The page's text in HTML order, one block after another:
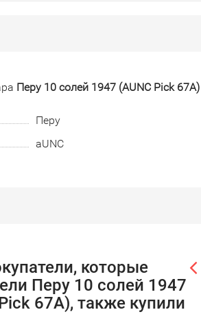
Перу 10 солей 1947 (AUNC Pick 67A)
Перу
aUNC
которые
Перу 10 солей 1947
67A), также купили